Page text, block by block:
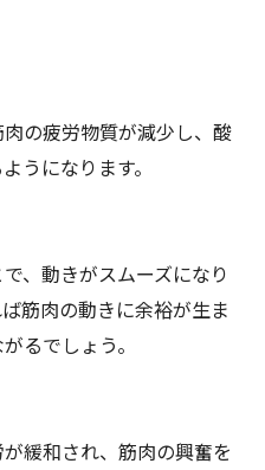
の疲労物質が減少し、酸
うになります。
、動きがスムーズになり
筋肉の動きに余裕が生ま
るでしょう。
緩和され、筋肉の興奮を